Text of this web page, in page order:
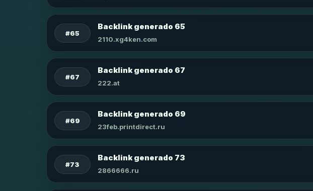
#65
Backlink generado 65
2110.xg4ken.com
#67
Backlink generado 67
222.at
#69
Backlink generado 69
23feb.printdirect.ru
#73
Backlink generado 73
2866666.ru